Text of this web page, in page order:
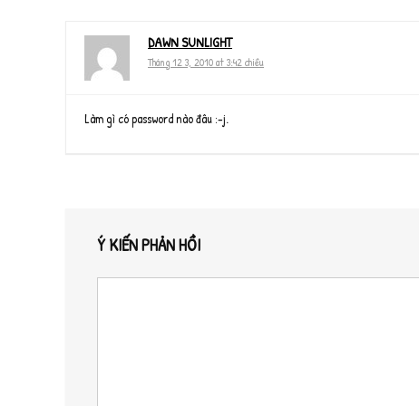
DAWN SUNLIGHT
Tháng 12 3, 2010 at 3:42 chiều
Làm gì có password nào đâu :-j.
Ý KIẾN PHẢN HỒI